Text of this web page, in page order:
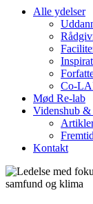
Alle ydelser
Co-
Mød Re-lab
Videnshub &
Kontakt